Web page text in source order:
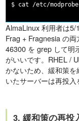
AlmaLinux 利用者は5/
Frag + Fragnesia の
46300 を grep して明
がいいです。RHEL /
かないため、緩和策
いたサーバーは再投入
3. 緩和策の再投